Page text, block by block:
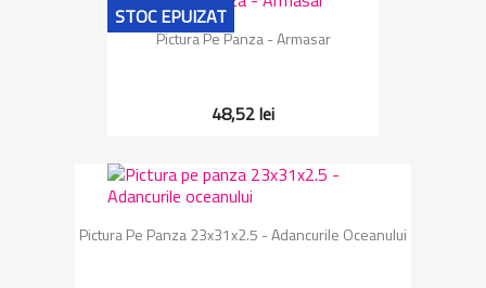
Pictura Pe Panza - Armasar
48,52 lei
STOC EPUIZAT
Pictura Pe Panza 23x31x2.5 - Adancurile Oceanului